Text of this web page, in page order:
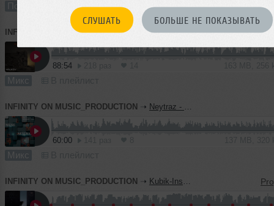
СЛУШАТЬ БОЛЬШЕ НЕ ПОКАЗЫВАТЬ
Подкаст В плейлист (в 2 плейлистах)
INFINITY ON MUSIC_PRODUCTION ➝Halikov - Rubicon ( INFINITY_ON_MUSIC_PRODUCTION)
88:54
Микс
INFINITY ON MUSIC_PRODUCTION ➝ Neytraz - Muse (INFINITY ON MUSIC PRODUCTION)
60:00
Микс
INFINITY ON MUSIC_PRODUCTION ➝ Kubik-Inspire Podcast #45 (INFINITY ON MUSIC PODCAST)